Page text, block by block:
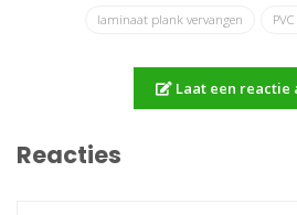
laminaat plank vervangen
Laat een reactie
Reacties